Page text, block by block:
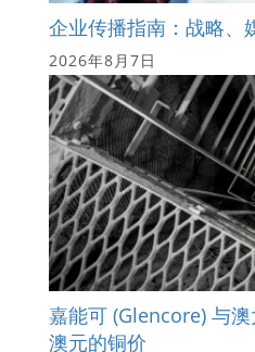
企业传播指南：战略、
2026年8月7日
嘉能可 (Glencore) 与
澳元的铜价